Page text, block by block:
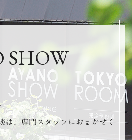
SHOW
は、専門スタッフにおまかせく